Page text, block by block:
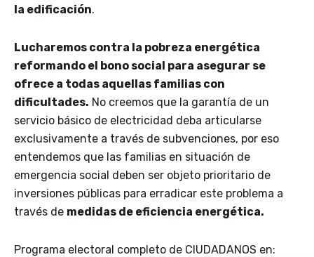
la edificación.
Lucharemos contra la pobreza energética
reformando el bono social para asegurar se
ofrece a todas aquellas familias con
dificultades. No creemos que la garantía de un
servicio básico de electricidad deba articularse
exclusivamente a través de subvenciones, por eso
entendemos que las familias en situación de
emergencia social deben ser objeto prioritario de
inversiones públicas para erradicar este problema a
través de medidas de eficiencia energética.
Programa electoral completo de CIUDADANOS en: